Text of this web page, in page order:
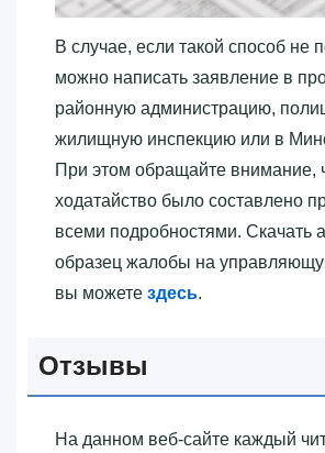
В случае, если такой способ не
можно написать заявление в
районную администрацию,
жилищную инспекцию или в
При этом обращайте внимание,
ходатайство было составлено
всеми подробностями. Скачать
образец жалобы на
вы можете здесь.
Отзывы
На данном веб-сайте каждый